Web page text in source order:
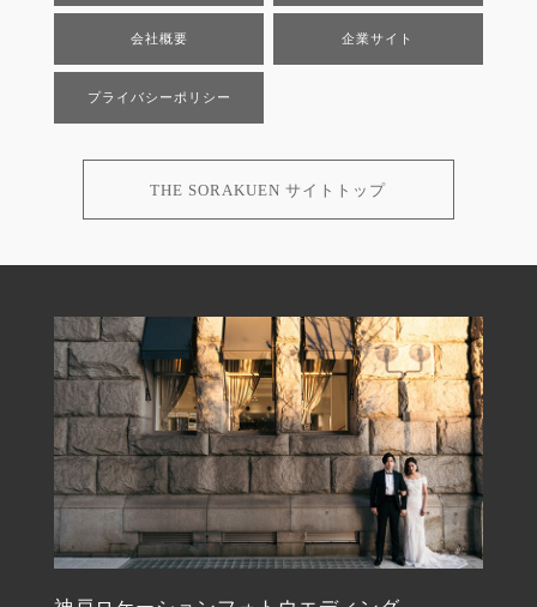
会社概要 企業サイト
プライバシーポリシー
THE SORAKUEN サイトトップ